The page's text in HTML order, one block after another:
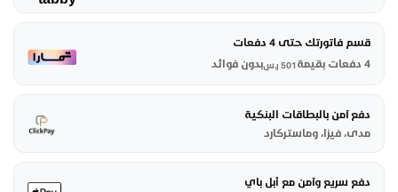
قسم فاتورتك حتى 4 دفعات
4 دفعات بقيمة
501 ر.سبدون فوائد
دفع آمن بالبطاقات البنكية
مدى، فيزا، وماستركارد
دفع سريع وآمن مع أبل باي